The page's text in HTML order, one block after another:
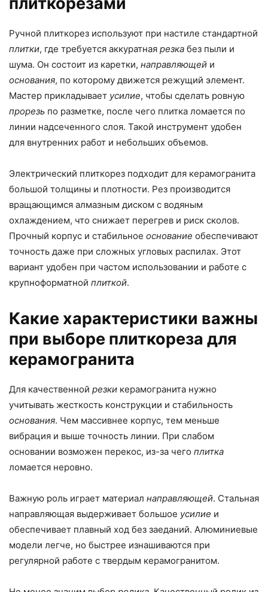
Ручной плиткорез используют при настиле стандартной
плитки, где требуется аккуратная резка без пыли и
шума. Он состоит из каретки, направляющей и
основания, по которому движется режущий элемент.
Мастер прикладывает усилие, чтобы сделать ровную
прорезь по разметке, после чего плитка ломается по
линии надсеченного слоя. Такой инструмент удобен
для внутренних работ и небольших объемов.
Электрический плиткорез подходит для керамогранита
большой толщины и плотности. Рез производится
вращающимся алмазным диском с водяным
охлаждением, что снижает перегрев и риск сколов.
Прочный корпус и стабильное основание обеспечивают
точность даже при сложных угловых распилах. Этот
вариант удобен при частом использовании и работе с
крупноформатной плиткой.
Какие характеристики важны
при выборе плиткореза для
керамогранита
Для качественной резки керамогранита нужно
учитывать жесткость конструкции и стабильность
основания. Чем массивнее корпус, тем меньше
вибрация и выше точность линии. При слабом
основании возможен перекос, из-за чего плитка
ломается неровно.
Важную роль играет материал направляющей. Стальная
направляющая выдерживает большое усилие и
обеспечивает плавный ход без заеданий. Алюминиевые
модели легче, но быстрее изнашиваются при
регулярной работе с твердым керамогранитом.